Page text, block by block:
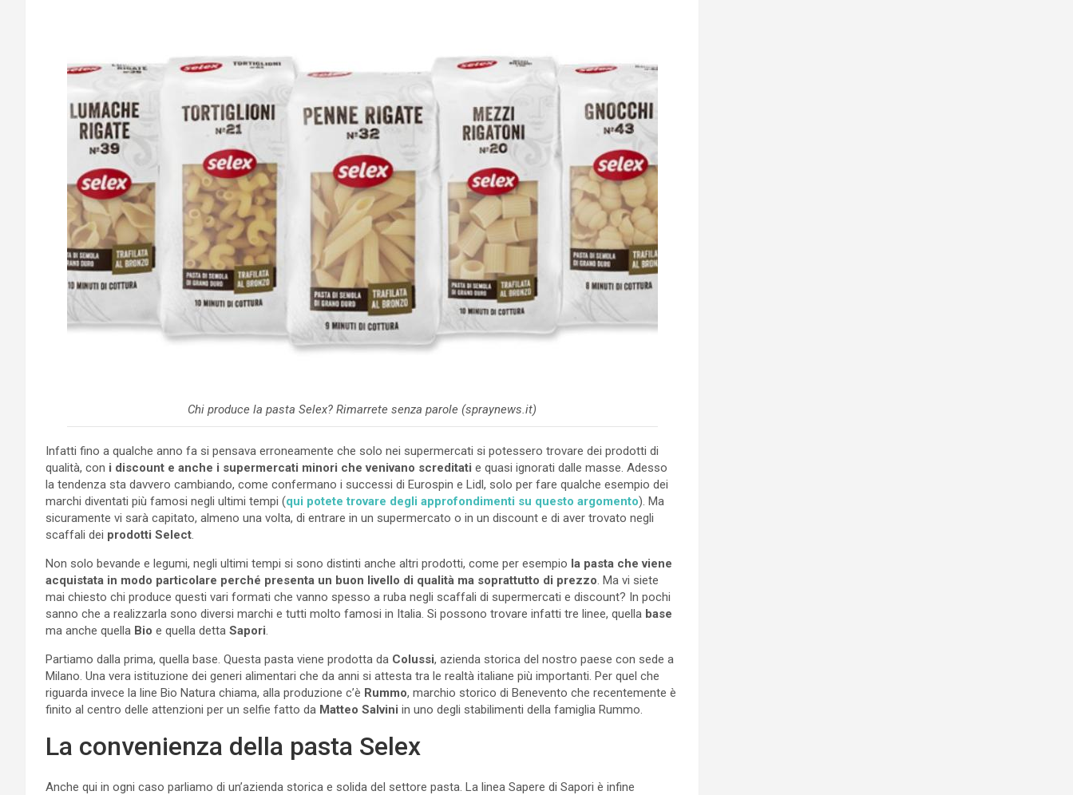
Chi produce la pasta Selex? Rimarrete senza parole (spraynews.it)
Infatti fino a qualche anno fa si pensava erroneamente che solo nei supermercati si potessero trovare dei prodotti di
qualità, con i discount e anche i supermercati minori che venivano screditati e quasi ignorati dalle masse. Adesso
la tendenza sta davvero cambiando, come confermano i successi di Eurospin e Lidl, solo per fare qualche esempio dei
marchi diventati più famosi negli ultimi tempi (qui potete trovare degli approfondimenti su questo argomento). Ma
sicuramente vi sarà capitato, almeno una volta, di entrare in un supermercato o in un discount e di aver trovato negli
scaffali dei prodotti Select
Non solo bevande e legumi, negli ultimi tempi si sono distinti anche altri prodotti, come per esempio la pasta che viene
acquistata in modo particolare perché presenta un buon livello di qualità ma soprattutto di prezzo . Ma vi siete
mai chiesto chi produce questi vari formati che vanno spesso a ruba negli scaffali di supermercati e discount? In pochi
sanno che a realizzarla sono diversi marchi e tutti molto famosi in Italia. Si possono trovare infatti tre linee, quella base
ma anche quella Bio e quella detta Sapori
Partiamo dalla prima, quella base. Questa pasta viene prodotta da Colussi, azienda storica del nostro paese con sede a
Milano. Una vera istituzione dei generi alimentari che da anni si attesta tra le realtà italiane più importanti. Per quel che
riguarda invece la line Bio Natura chiama, alla produzione c’è Rummo, marchio storico di Benevento che recentemente è
finito al centro delle attenzioni per un selfie fatto da Matteo Salvini in uno degli stabilimenti della famiglia Rummo.
La convenienza della pasta Selex
Anche qui in ogni caso parliamo di un’azienda storica e solida del settore pasta. La linea Sapere di Sapori è infine